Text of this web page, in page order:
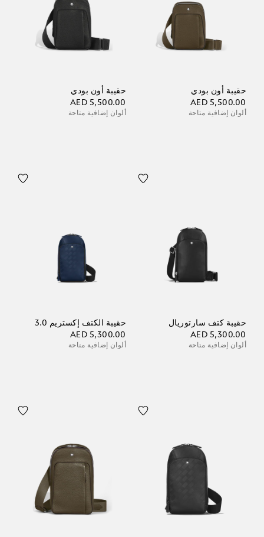
حقيبة أون بودي
AED 5,500.00
ألوان إضافية متاحة
حقيبة أون بودي
AED 5,500.00
ألوان إضافية متاحة
حقيبة كتف سارتوريال
AED 5,300.00
ألوان إضافية متاحة
حقيبة الكتف إكستريم 3.0
AED 5,300.00
ألوان إضافية متاحة